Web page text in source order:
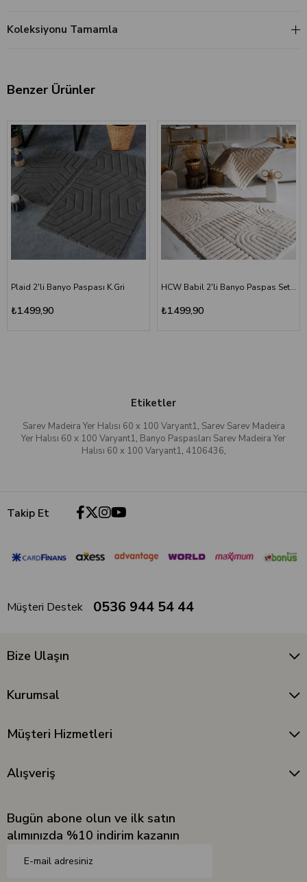
Koleksiyonu Tamamla
Benzer Ürünler
Plaid 2'li Banyo Paspası K.Gri
₺1.499,90
HCW Babil 2'li Banyo Paspas Seti Bej 40x60-60x100 cm
₺1.499,90
Etiketler
Sarev Madeira Yer Halısı 60 x 100 Varyant1, Sarev Sarev Madeira
Yer Halısı 60 x 100 Varyant1, Banyo Paspasları Sarev Madeira Yer
Halısı 60 x 100 Varyant1, 4106436,
Takip Et
Müşteri Destek 0536 944 54 44
Bize Ulaşın
Kurumsal
Müşteri Hizmetleri
Alışveriş
Bugün abone olun ve ilk satın
alımınızda %10 indirim kazanın